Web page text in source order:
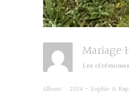
Mariage
Les
Album: 2024 - Sophie &